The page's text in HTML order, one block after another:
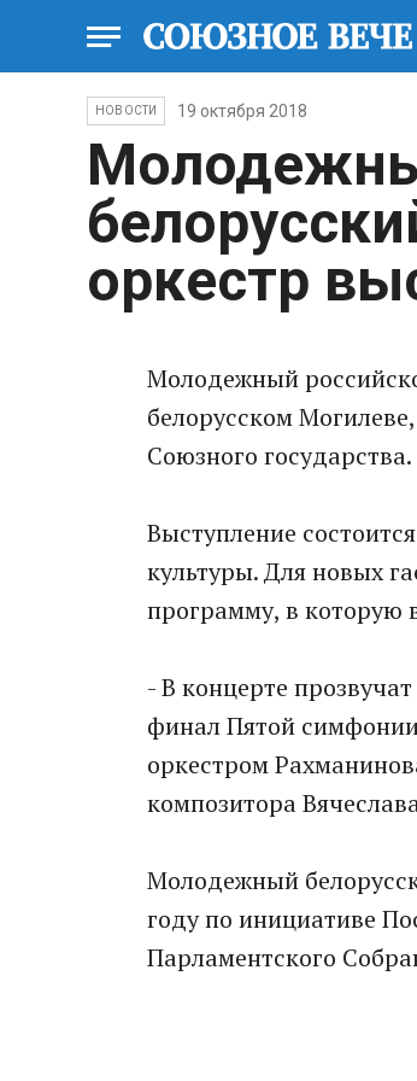
НОВОСТИ 19 октября 2018
оркестр
Молодежный
белорусском Могилеве,
Союзного государства.
Выступление
культуры. Для новых
программу, в которую
- В концерте
финал Пятой
оркестром
композитора
Молодежный
году по инициативе
Парламентского